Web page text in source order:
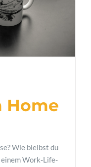
Home
Wie bleibst du
Work-Life-